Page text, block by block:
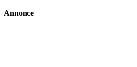
Annonce